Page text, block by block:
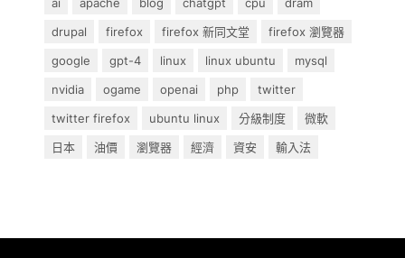
drupal
firefox firefox 新同文堂
firefox 瀏覽器
google
gpt-4 linux linux ubuntu
mysql
nvidia
ogame openai php
twitter
twitter firefox
ubuntu linux 分級制度
微軟
日本
油價 瀏覽器 經濟 資安 輸入法